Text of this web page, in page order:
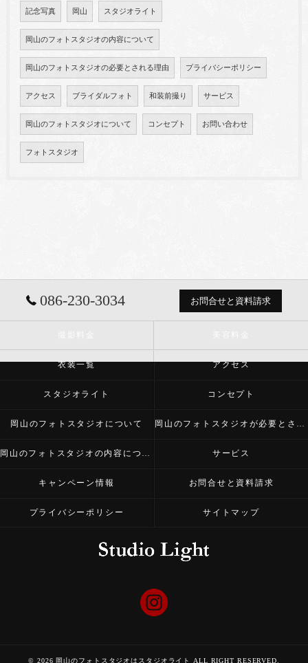
記念写真 岡山 スタジオライト
岡山のフォトスタジオの内容について
岡山のフォトスタジオの必要とされる理由 プライバシーポリシー
アクセス ブライダルフォト 和装前撮り サービス
岡山のフォトスタジオについて コンセプト お問い合わせ
フォトスタジオ
086-230-3034 お問合せと資料請求
衣装一覧 アクセス
スタジオライト コンセプト
岡山のフォトスタジオについて 岡山のフォトスタジオが必要とされる理由
岡山のフォトスタジオの内容について サービス
キャンペーン情報 お問合せと資料請求
プライバシーポリシー サイトマップ
© 2026 岡山のフォトスタジオはスタジオライト ALL RIGHT RESERVED.